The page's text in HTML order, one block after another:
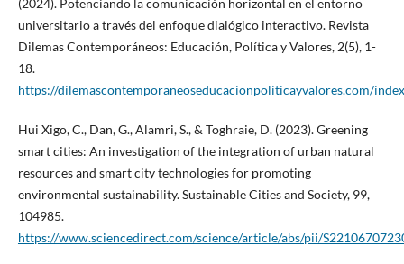
(2024). Potenciando la comunicación horizontal en el entorno
universitario a través del enfoque dialógico interactivo. Revista
Dilemas Contemporáneos: Educación, Política y Valores, 2(5), 1-
18.
https://dilemascontemporaneoseducacionpoliticayvalores.com/
Hui Xigo, C., Dan, G., Alamri, S., & Toghraie, D. (2023). Greening
smart cities: An investigation of the integration of urban natural
resources and smart city technologies for promoting
environmental sustainability. Sustainable Cities and Society, 99,
104985.
https://www.sciencedirect.com/science/article/abs/pii/